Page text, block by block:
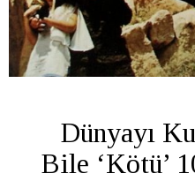
Dünyayı
Bile ‘Kötü’